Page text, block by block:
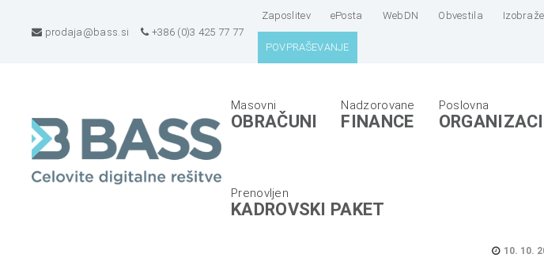
prodaja@bass.si +386 (0)3 425 77 77
Zaposlitev ePosta WebDN Obvestila
POVPRAŠEVANJE
B
A
d
.
E
R
i
s
OBRAČUNI FINANCE
KADROVSKI PAKET
10. 10.